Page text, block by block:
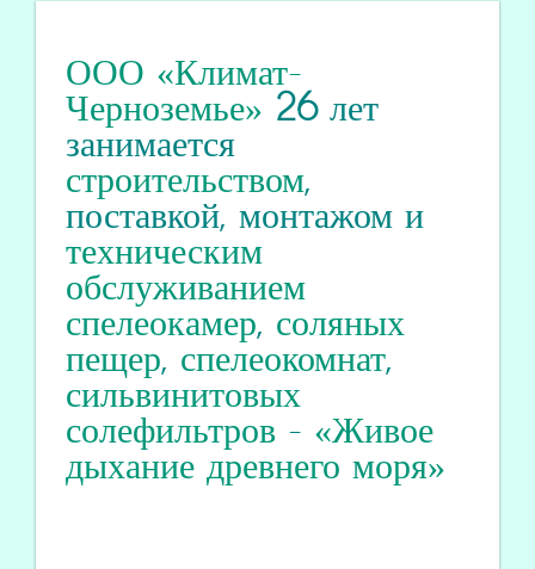
ООО «Климат-
Черноземье» 26лет
занимается
строительством,
поставкой, монтажом и
техническим
обслуживанием
спелеокамер, соляных
пещер, спелеокомнат,
сильвинитовых
солефильтров - «Живое
дыхание древнего моря»